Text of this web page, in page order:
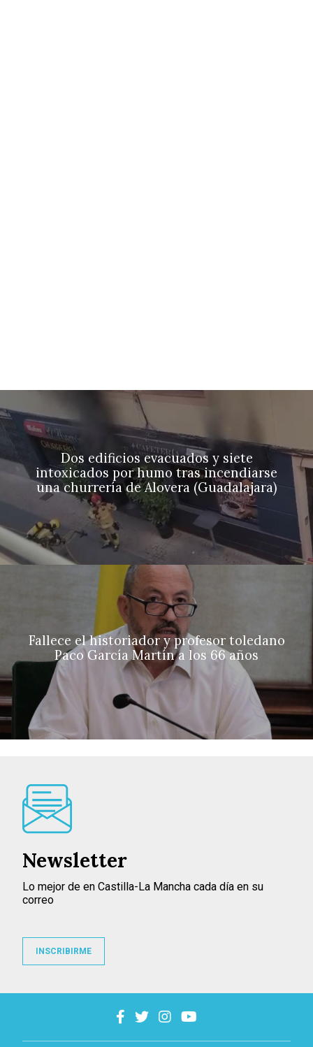
Dos edificios evacuados y siete
intoxicados por humo tras incendiarse
una churrería de Alovera (Guadalajara)
Fallece el historiador y profesor toledano
Paco García Martín a los 66 años
Newsletter
Lo mejor de en Castilla-La Mancha cada día en su
correo
INSCRIBIRME